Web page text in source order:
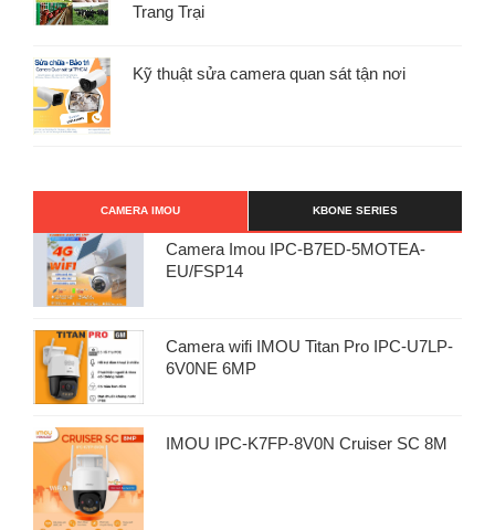
Trang Trại
Kỹ thuật sửa camera quan sát tận nơi
CAMERA IMOU KBONE SERIES
Camera Imou IPC-B7ED-5MOTEA-
EU/FSP14
Camera wifi IMOU Titan Pro IPC-U7LP-
6V0NE 6MP
IMOU IPC-K7FP-8V0N Cruiser SC 8M